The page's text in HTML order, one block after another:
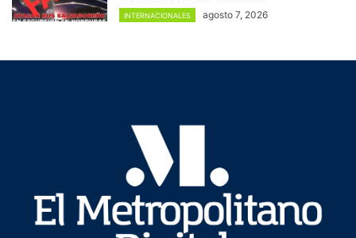
INTERNACIONALES agosto 7, 2026